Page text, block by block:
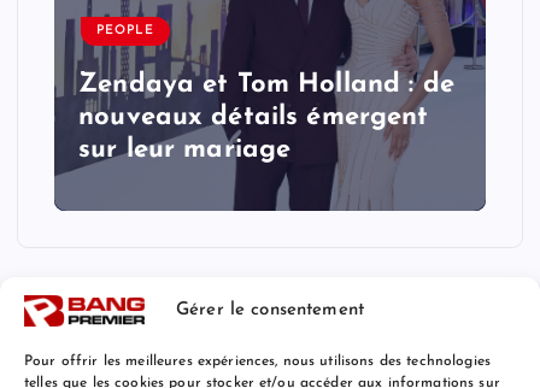
Gérer le consentement
Pour offrir les meilleures expériences, nous utilisons des technologies
telles que les cookies pour stocker et/ou accéder aux informations sur
PEOPLE
Zendaya et Tom Holland : de
nouveaux détails émergent
sur leur mariage